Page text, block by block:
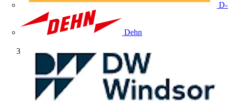
Dehn
Artículos técnicos